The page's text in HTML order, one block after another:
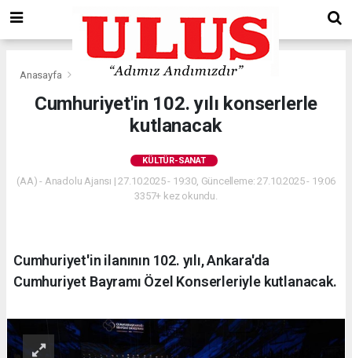
Anasayfa Kültür-Sanat
Cumhuriyet'in 102. yılı konserlerle
kutlanacak
KÜLTÜR-SANAT
(AA) - Anadolu Ajansı | 27.10.2025 - 19:30, Güncelleme: 27.10.2025 - 19:06
3357+ kez okundu.
Cumhuriyet'in ilanının 102. yılı, Ankara'da
Cumhuriyet Bayramı Özel Konserleriyle kutlanacak.